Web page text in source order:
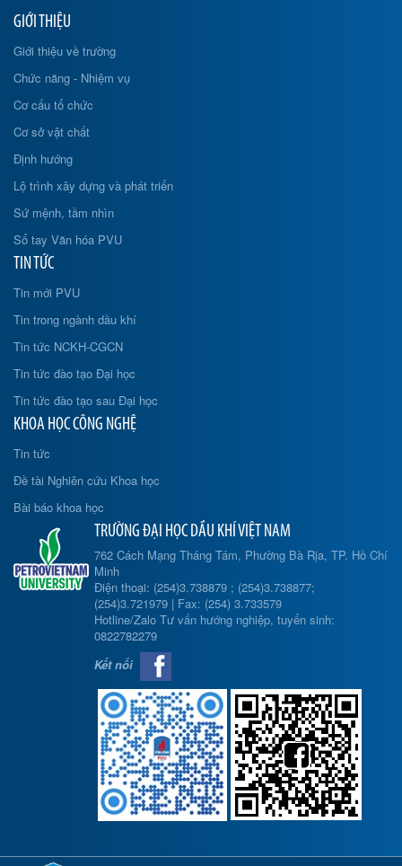
GIỚI THIỆU
Giới thiệu về trường
Chức năng - Nhiệm vụ
Cơ cấu tổ chức
Cơ sở vật chất
Định hướng
Lộ trình xây dựng và phát triển
Sứ mệnh, tầm nhìn
Sổ tay Văn hóa PVU
TIN TỨC
Tin mới PVU
Tin trong ngành dầu khí
Tin tức NCKH-CGCN
Tin tức đào tạo Đại học
Tin tức đào tạo sau Đại học
KHOA HỌC CÔNG NGHỆ
Tin tức
Đề tài Nghiên cứu Khoa học
Bài báo khoa học
TRƯỜNG ĐẠI HỌC DẦU KHÍ VIỆT NAM
762 Cách Mạng Tháng Tám, Phường Bà Rịa, TP. Hồ Chí
Minh
Điện thoại: (254)3.738879 ; (254)3.738877;
(254)3.721979 | Fax: (254) 3.733579
Hotline/Zalo Tư vấn hướng nghiệp, tuyển sinh:
0822782279
Kết nối